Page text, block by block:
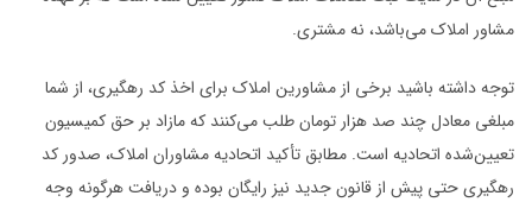
مشاور املاک می‌باشد، نه مشتری.
توجه داشته باشید برخی از مشاورین املاک برای اخذ کد رهگیری، از شما
مبلغی معادل چند صد هزار تومان طلب می‌کنند که مازاد بر حق کمیسیون
تعیین‌شده اتحادیه است. مطابق تأکید اتحادیه مشاوران املاک، صدور کد
رهگیری حتی پیش از قانون جدید نیز رایگان بوده و دریافت هرگونه وجه